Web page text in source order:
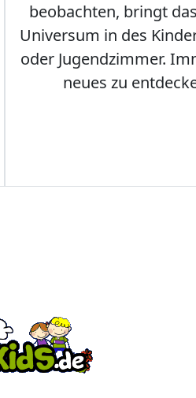
beobachten, bringt
Universum in des
oder Jugendzimmer.
neues zu